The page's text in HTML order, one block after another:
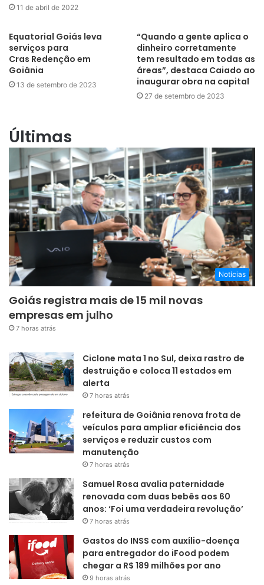
11 de abril de 2022
Equatorial Goiás leva
serviços para
Cras Redenção em
Goiânia
13 de setembro de 2023
“Quando a gente aplica o
dinheiro corretamente
tem resultado em todas as
áreas”, destaca Caiado ao
inaugurar obra na capital
27 de setembro de 2023
Últimas
Notícias
Goiás registra mais de 15 mil novas
empresas em julho
7 horas atrás
Ciclone mata 1 no Sul, deixa rastro de
destruição e coloca 11 estados em
alerta
7 horas atrás
refeitura de Goiânia renova frota de
veículos para ampliar eficiência dos
serviços e reduzir custos com
manutenção
7 horas atrás
Samuel Rosa avalia paternidade
renovada com duas bebês aos 60
anos: ‘Foi uma verdadeira revolução’
7 horas atrás
Gastos do INSS com auxílio-doença
para entregador do iFood podem
chegar a R$ 189 milhões por ano
9 horas atrás